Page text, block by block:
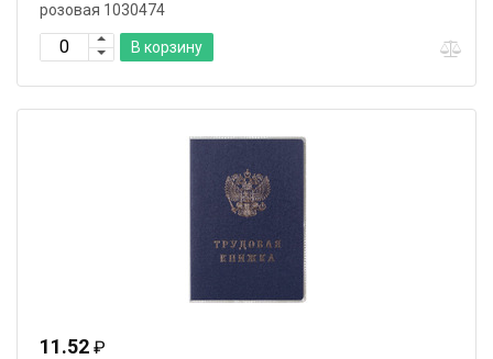
розовая 1030474
В корзину
11.52 ₽